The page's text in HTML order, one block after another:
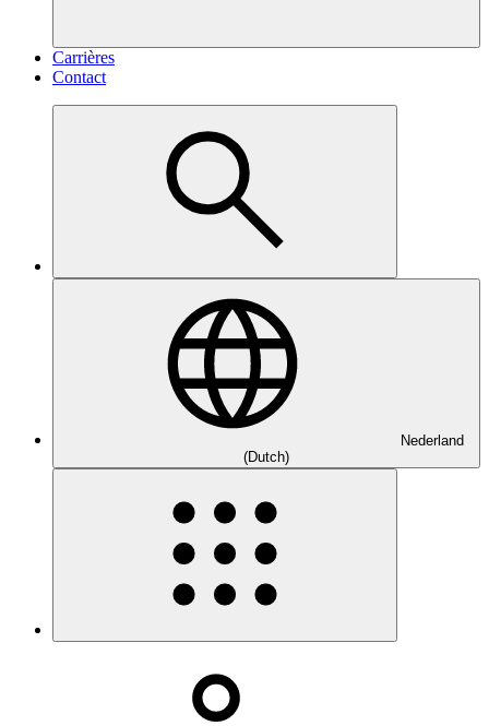
Carrières
Contact
Nederland
(Dutch)